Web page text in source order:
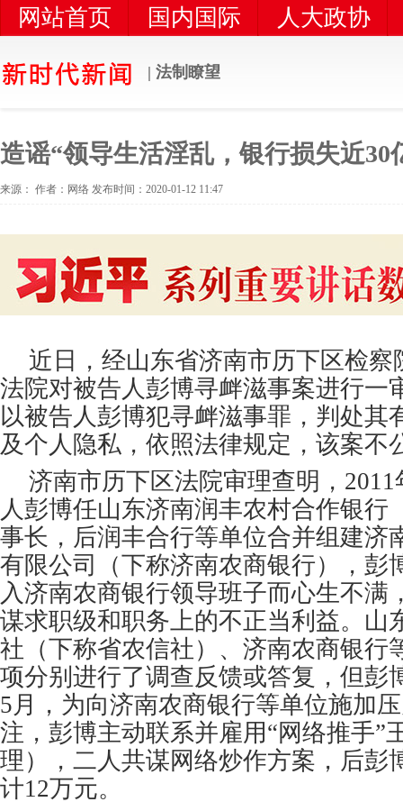
网站首页 国内国际
人大政协
| 法制瞭望
造谣“领导生活淫乱，银行损失近30
来源： 作者：网络 发布时间：2020-01-12 11:47
近日，经山东省济南市历下区检
法院对被告人彭博寻衅滋事案进行一
以被告人彭博犯寻衅滋事罪，判处其
及个人隐私，依照法律规定，该案不
济南市历下区法院审理查明，
人彭博任山东济南润丰农村合作银行
事长，后润丰合行等单位合并组建济
有限公司（下称济南农商银行），彭
入济南农商银行领导班子而心生不满
谋求职级和职务上的不正当利益。山
社（下称省农信社）、济南农商银行
项分别进行了调查反馈或答复，但彭
5月，为向济南农商银行等单位施加
注，彭博主动联系并雇用“网络推手”
理），二人共谋网络炒作方案，后彭
计12万元。